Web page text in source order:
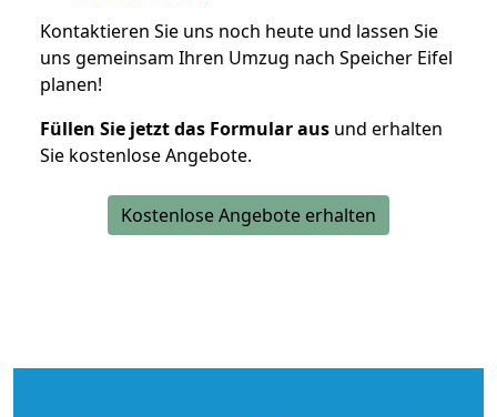
Kontaktieren Sie uns noch heute und lassen Sie
uns gemeinsam Ihren Umzug nach Speicher Eifel
planen!
Füllen Sie jetzt das Formular aus und erhalten
Sie kostenlose Angebote.
Kostenlose Angebote erhalten